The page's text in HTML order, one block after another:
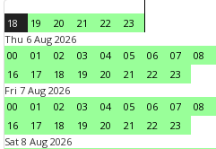
18 19 20 21 22
23
Thu 6 Aug 2026
00
01 02 03 04 05 06 07 08
16
17 18 19 20 21 22
23
Fri 7 Aug 2026
00
01 02 03 04 05 06 07 08
16
17 18 19 20 21 22
23
Sat 8 Aug 2026